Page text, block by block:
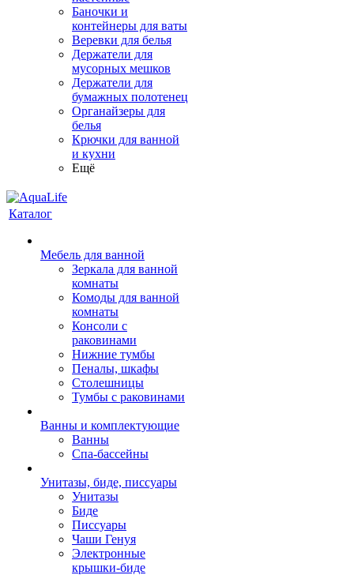
Баночки и
контейнеры для ваты
Веревки для белья
Держатели для
мусорных мешков
Держатели для
бумажных полотенец
Органайзеры для
белья
Крючки для ванной
и кухни
Ещё
Каталог
Мебель для ванной
Зеркала для ванной
комнаты
Комоды для ванной
комнаты
Консоли с
раковинами
Нижние тумбы
Пеналы, шкафы
Столешницы
Тумбы с раковинами
Ванны и комплектующие
Ванны
Спа-бассейны
Унитазы, биде, писсуары
Унитазы
Биде
Писсуары
Чаши Генуя
Электронные
крышки-биде